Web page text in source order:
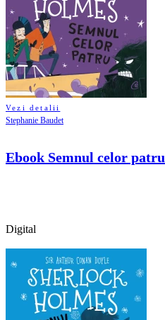
Vezi detalii
Stephanie Baudet
Ebook Semnul celor patru
Digital